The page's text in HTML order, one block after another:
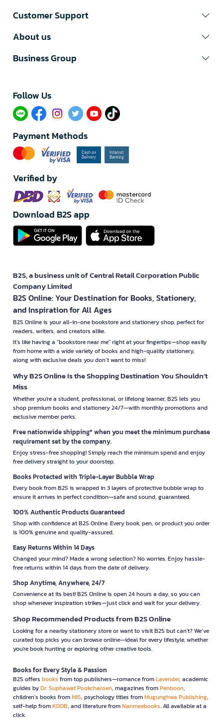
Customer Support
About us
Business Group
Follow Us​
Payment Methods
Verified by
Download B2S app
B2S, a business unit of Central Retail Corporation Public
Company Limited
B2S Online: Your Destination for Books, Stationery,
and Inspiration for All Ages
B2S Online is your all-in-one bookstore and stationery shop, perfect for
readers, writers, and creators alike.
It’s like having a "bookstore near me" right at your fingertips—shop easily
from home with a wide variety of books and high-quality stationery,
along with exclusive deals you don’t want to miss!
Why B2S Online Is the Shopping Destination You Shouldn’t
Miss
Whether you're a student, professional, or lifelong learner, B2S lets you
shop premium books and stationery 24/7—with monthly promotions and
exclusive member perks.
Free nationwide shipping* when you meet the minimum purchase
requirement set by the company.
Enjoy stress-free shopping! Simply reach the minimum spend and enjoy
free delivery straight to your doorstep.
Books Protected with Triple-Layer Bubble Wrap
Every book from B2S is wrapped in 3 layers of protective bubble wrap to
ensure it arrives in perfect condition—safe and sound, guaranteed.
100% Authentic Products Guaranteed
Shop with confidence at B2S Online. Every book, pen, or product you order
is 100% genuine and quality-assured.
Easy Returns Within 14 Days
Changed your mind? Made a wrong selection? No worries. Enjoy hassle-
free returns within 14 days from the date of delivery.
Shop Anytime, Anywhere, 24/7
Convenience at its best! B2S Online is open 24 hours a day, so you can
shop whenever inspiration strikes—just click and wait for your delivery.
Shop Recommended Products from B2S Online
Looking for a nearby stationery store or want to visit B2S but can't? We’ve
curated top picks you can browse online—ideal for every lifestyle, whether
you're book hunting or exploring other creative tools.
Books for Every Style & Passion
B2S offers books from top publishers—romance fromLavender, academic
guides byDr. Suphawat Pookcharoen, magazines fromPenboon,
children’s books fromMIS, psychology titles fromMugunghwa Publishing,
self-help fromKOOB, and literature fromNanmeebooks. All available at a
click.